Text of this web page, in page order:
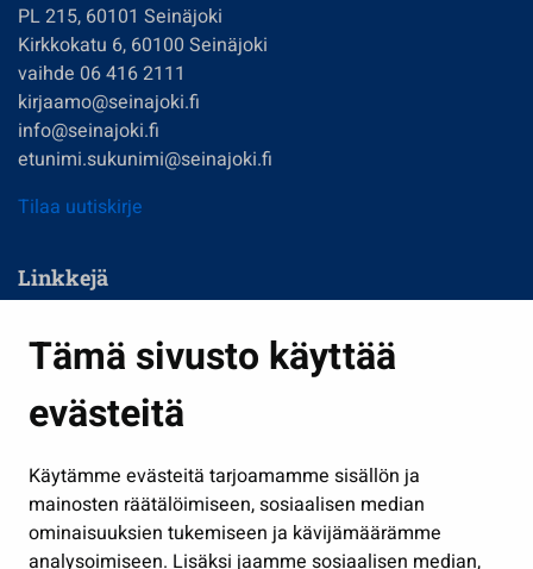
Tämä sivusto käyttää
evästeitä
Käytämme evästeitä tarjoamamme sisällön ja
mainosten räätälöimiseen, sosiaalisen median
ominaisuuksien tukemiseen ja kävijämäärämme
analysoimiseen. Lisäksi jaamme sosiaalisen median,
PL 215, 60101 Seinäjoki
Kirkkokatu 6, 60100 Seinäjoki
vaihde 06 416 2111
kirjaamo@seinajoki.fi
info@seinajoki.fi
etunimi.sukunimi@seinajoki.fi
Tilaa uutiskirje
Linkkejä
Kasvatus ja opetus
Kulttuuri ja liikunta
Työ ja yrittäminen
Osallistu ja asioi